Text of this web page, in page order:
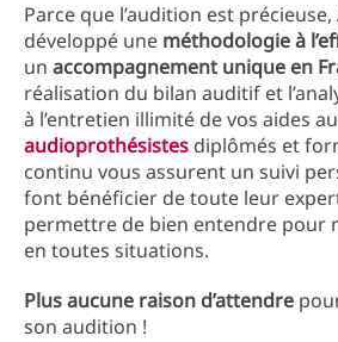
Parce que l’audition est
développé une méthodologie à
un accompagnement unique en
réalisation du bilan auditif et
à l’entretien illimité de vos aides
audioprothésistes diplômés et
continu vous assurent un suivi
font bénéficier de toute leur
permettre de bien entendre pour
en toutes situations.
Plus aucune raison d’attendre
son audition !